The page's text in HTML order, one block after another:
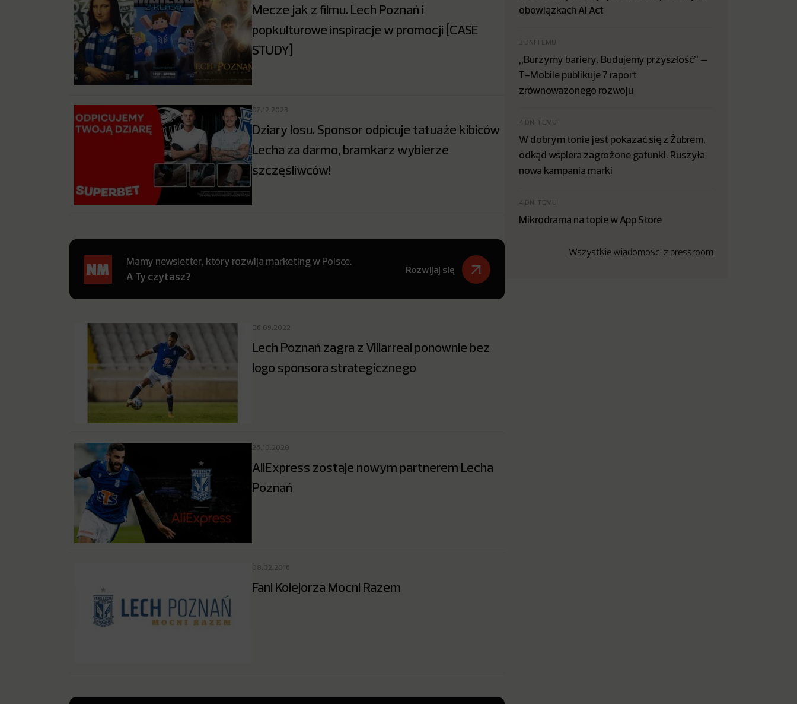
Mecze jak z filmu. Lech Poznań i
popkulturowe inspiracje w promocji [CASE
STUDY]
07.12.2023
Dziary losu. Sponsor odpicuje tatuaże kibiców
Lecha za darmo, bramkarz wybierze
szczęśliwców!
Mamy newsletter, który rozwija marketing w Polsce.
A Ty czytasz?
Rozwijaj się
06.09.2022
Lech Poznań zagra z Villarreal ponownie bez
logo sponsora strategicznego
26.10.2020
AliExpress zostaje nowym partnerem Lecha
Poznań
08.02.2016
Fani Kolejorza Mocni Razem
obowiązkach AI Act
3 DNI TEMU
„Burzymy bariery. Budujemy przyszłość” –
T-Mobile publikuje 7 raport
zrównoważonego rozwoju
4 DNI TEMU
W dobrym tonie jest pokazać się z Żubrem,
odkąd wspiera zagrożone gatunki. Ruszyła
nowa kampania marki
4 DNI TEMU
Mikrodrama na topie w App Store
Wszystkie wiadomości z pressroom